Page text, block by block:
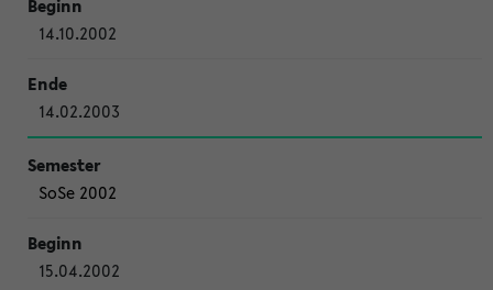
14.10.2002
14.02.2003
SoSe 2002
15.04.2002